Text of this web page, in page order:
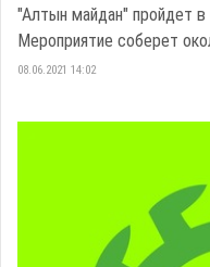
"Алтын майдан" пройдет в
Мероприятие соберет
08.06.2021 14:02